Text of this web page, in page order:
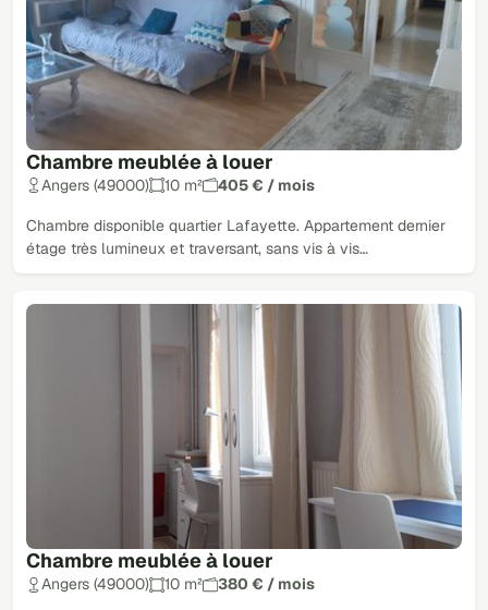
Chambre meublée à louer
Angers (49000) 10 m² 405 € / mois
Chambre disponible quartier Lafayette. Appartement dernier
étage très lumineux et traversant, sans vis à vis…
Chambre meublée à louer
Angers (49000) 10 m² 380 € / mois